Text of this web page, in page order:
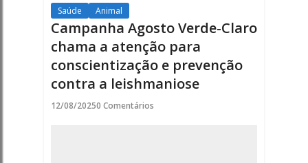
atenção
para
conscientização
e
Saúde Animal
Campanha Agosto Verde-Claro
chama a atenção para
conscientização e prevenção
contra a leishmaniose
12/08/20250 Comentários